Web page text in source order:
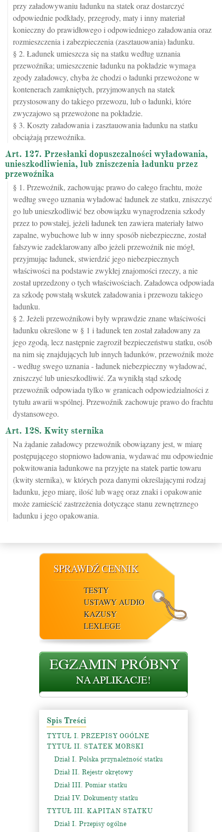
przy załadowywaniu ładunku na statek oraz dostarczyć
odpowiednie podkłady, przegrody, maty i inny materiał
konieczny do prawidłowego i odpowiedniego załadowania oraz
rozmieszczenia i zabezpieczenia (zasztauowania) ładunku.
§ 2. Ładunek umieszcza się na statku według uznania
przewoźnika; umieszczenie ładunku na pokładzie wymaga
zgody załadowcy, chyba że chodzi o ładunki przewożone w
kontenerach zamkniętych, przyjmowanych na statek
przystosowany do takiego przewozu, lub o ładunki, które
zwyczajowo są przewożone na pokładzie.
§ 3. Koszty załadowania i zasztauowania ładunku na statku
obciążają przewoźnika.
Art. 127. Przesłanki dopuszczalności wyładowania,
unieszkodliwienia, lub zniszczenia ładunku przez
przewoźnika
§ 1. Przewoźnik, zachowując prawo do całego frachtu, może
według swego uznania wyładować ładunek ze statku, zniszczyć
go lub unieszkodliwić bez obowiązku wynagrodzenia szkody
przez to powstałej, jeżeli ładunek ten zawiera materiały łatwo
zapalne, wybuchowe lub w inny sposób niebezpieczne, został
fałszywie zadeklarowany albo jeżeli przewoźnik nie mógł,
przyjmując ładunek, stwierdzić jego niebezpiecznych
właściwości na podstawie zwykłej znajomości rzeczy, a nie
został uprzedzony o tych właściwościach. Załadowca odpowiada
za szkodę powstałą wskutek załadowania i przewozu takiego
ładunku.
§ 2. Jeżeli przewoźnikowi były wprawdzie znane właściwości
ładunku określone w § 1 i ładunek ten został załadowany za
jego zgodą, lecz następnie zagroził bezpieczeństwu statku, osób
na nim się znajdujących lub innych ładunków, przewoźnik może
- według swego uznania - ładunek niebezpieczny wyładować,
zniszczyć lub unieszkodliwić. Za wynikłą stąd szkodę
przewoźnik odpowiada tylko w granicach odpowiedzialności z
tytułu awarii wspólnej. Przewoźnik zachowuje prawo do frachtu
dystansowego.
Art. 128. Kwity sternika
Na żądanie załadowcy przewoźnik obowiązany jest, w miarę
postępującego stopniowo ładowania, wydawać mu odpowiednie
pokwitowania ładunkowe na przyjęte na statek partie towaru
(kwity sternika), w których poza danymi określającymi rodzaj
ładunku, jego miarę, ilość lub wagę oraz znaki i opakowanie
może zamieścić zastrzeżenia dotyczące stanu zewnętrznego
ładunku i jego opakowania.
SPRAWDŹ CENNIK
TESTY
USTAWY AUDIO
KAZUSY
LEXLEGE
Spis Treści
TYTUŁ I. PRZEPISY OGÓLNE
TYTUŁ II. STATEK MORSKI
Dział I. Polska przynależność statku
Dział II. Rejestr okrętowy
Dział III. Pomiar statku
Dział IV. Dokumenty statku
TYTUŁ III. KAPITAN STATKU
Dział I. Przepisy ogólne